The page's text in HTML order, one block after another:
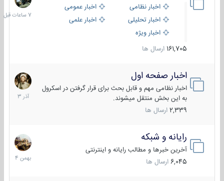
اخبار نظامی
اخبار عمومی
اخبار تحلیلی
اخبار علمی
اخبار ویژه
161,705 ارسال ها
ساعات
قبل
اخبار صفحه اول
اخبار نظامی مهم و قابل بحث برای قرار گرفتن در اسکرول
به این بخش منتقل میشوند.
2,339 ارسال ها
7
آذر
1403
رایانه و شبکه
آخرین خبرها و مطالب رایانه و اینترنتی
6,045 ارسال ها
30
بهمن
1404